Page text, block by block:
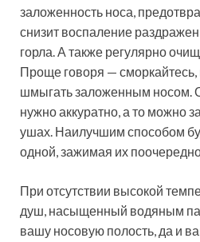
заложенность носа,
снизит воспаление
горла. А также регулярно
Проще говоря — сморкайтесь,
шмыгать заложенным носом.
нужно аккуратно, а то можно
ушах. Наилучшим способом
одной, зажимая их
При отсутствии высокой
душ, насыщенный водяным
вашу носовую полость, да и